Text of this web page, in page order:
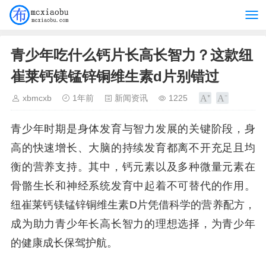
青少年吃什么钙片长高长智力？这款纽
崔莱钙镁锰锌铜维生素d片别错过
xbmcxb 1年前 新闻资讯 1225
青少年时期是身体发育与智力发展的关键阶段，身
高的快速增长、大脑的持续发育都离不开充足且均
衡的营养支持。其中，钙元素以及多种微量元素在
骨骼生长和神经系统发育中起着不可替代的作用。
纽崔莱钙镁锰锌铜维生素D片凭借科学的营养配方，
成为助力青少年长高长智力的理想选择，为青少年
的健康成长保驾护航。